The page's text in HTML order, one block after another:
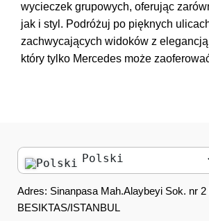
wycieczek grupowych, oferując
jak i styl. Podróżuj po pięknych
zachwycających widoków z
który tylko Mercedes może
Polski
English
العربية
Adres: Sinanpasa Mah.Alaybeyi Sok. nr 2
BESIKTAS/ISTANBUL